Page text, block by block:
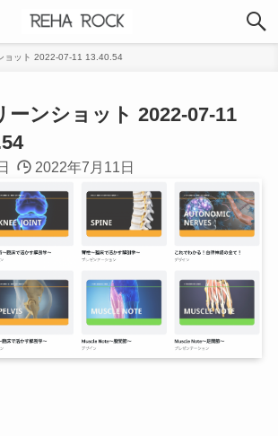
ョット 2022-07-11 13.40.54
ーンショット 2022-07-11
2022年7月11日